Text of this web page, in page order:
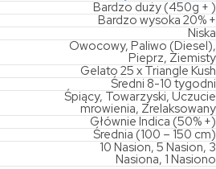
Bardzo duży (450g + )
Bardzo wysoka 20% +
Niska
Owocowy, Paliwo (Diesel),
Pieprz, Ziemisty
Gelato 25 x Triangle Kush
Średni 8-10 tygodni
Śpiący, Towarzyski, Uczucie
mrowienia, Zrelaksowany
Głównie Indica (50% +)
Średnia (100 – 150 cm)
10 Nasion, 5 Nasion, 3
Nasiona, 1 Nasiono